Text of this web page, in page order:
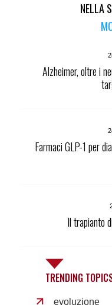
NELLA
Alzheimer, oltre i
Farmaci GLP-1 per
Il trapianto
TRENDING
evoluzione